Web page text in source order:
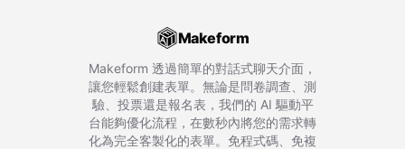
Makeform
Makeform 透過簡單的對話式聊天介面，
讓您輕鬆創建表單。無論是問卷調查、測
驗、投票還是報名表，我們的 AI 驅動平
台能夠優化流程，在數秒內將您的需求轉
化為完全客製化的表單。免程式碼、免複